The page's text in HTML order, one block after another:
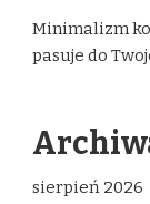
Minimalizm
pasuje do
sierpień 2026